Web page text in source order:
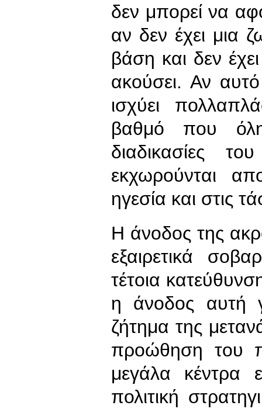
δεν μπορεί να
αν δεν έχει μια
βάση και δεν
ακούσει. Αν
ισχύει
βαθμό που
διαδικασίες
εκχωρούνται
ηγεσία και στις
Η άνοδος της
εξαιρετικά
τέτοια
η άνοδος αυτή
ζήτημα της
προώθηση του
μεγάλα κέντρα
πολιτική